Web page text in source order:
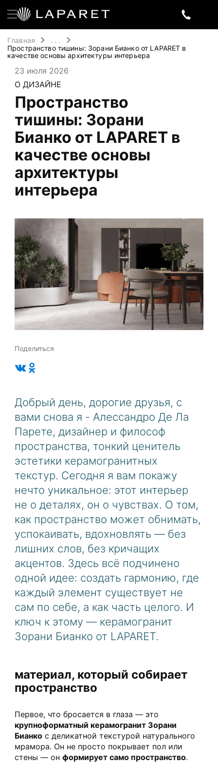
Главная
. . .
Пространство тишины: Зорани Бианко от LAPARET в
качестве основы архитектуры интерьера
23 июля 2026
О ДИЗАЙНЕ
Пространство
тишины: Зорани
Бианко от LAPARET в
качестве основы
архитектуры
интерьера
Поделиться
Добрый день, дорогие друзья, с
вами снова я - Алессандро Де Ла
Парете, дизайнер и философ
пространства, тонкий ценитель
эстетики керамогранитных
текстур. Сегодня я вам покажу
нечто уникальное: этот интерьер
не о деталях, он о чувствах. О том,
как пространство может обнимать,
успокаивать, вдохновлять — без
лишних слов, без кричащих
акцентов. Здесь всё подчинено
одной идее: создать гармонию, где
каждый элемент существует не
сам по себе, а как часть целого. И
ключ к этому — керамогранит
Зорани Бианко от LAPARET.
материал, который собирает
пространство
Первое, что бросается в глаза — это
крупноформатный керамогранит Зорани
Бианко с деликатной текстурой натурального
мрамора. Он не просто покрывает пол или
стены — он формирует само пространство.